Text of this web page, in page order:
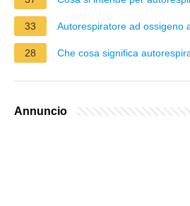
33 Autorespiratore ad ossigeno
28 Che cosa significa
Annuncio